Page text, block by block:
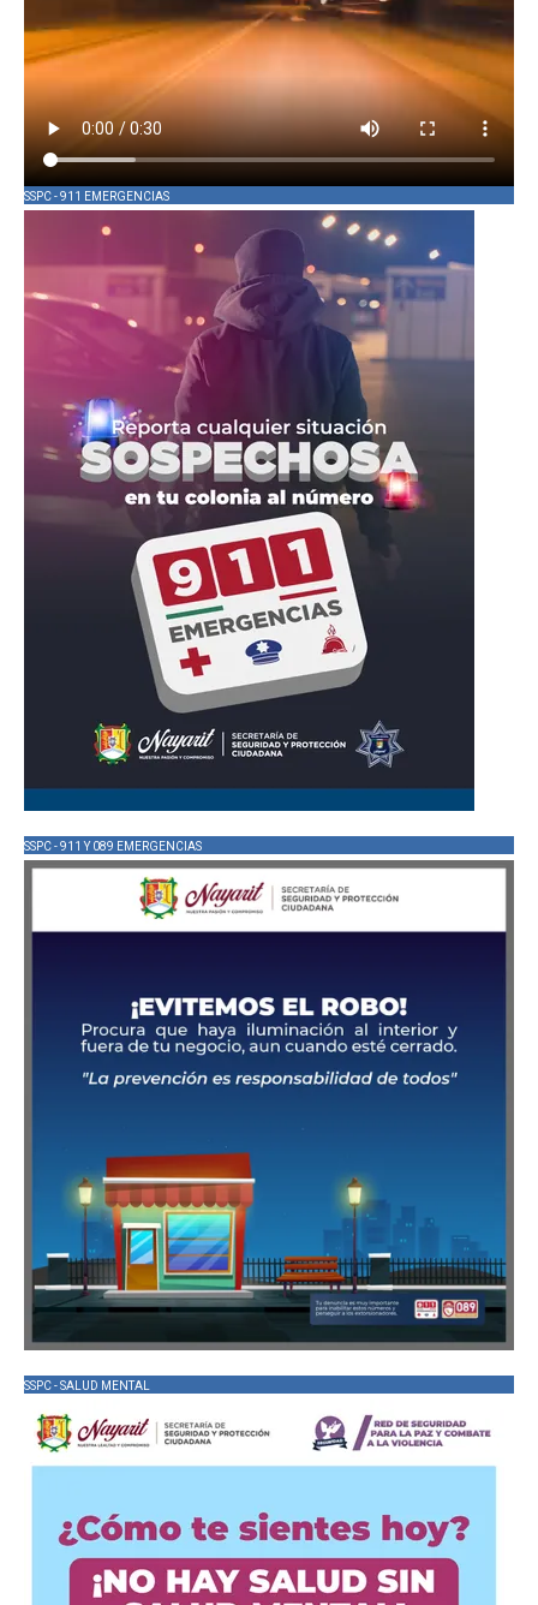
SSPC - 911 EMERGENCIAS
SSPC - 911 Y 089 EMERGENCIAS
SSPC - SALUD MENTAL